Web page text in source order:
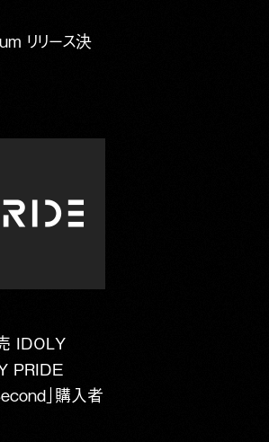
リリース決
IDOLY
PRIDE
」購入者